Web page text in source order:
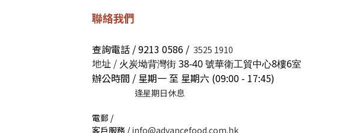
聯絡我們
查詢電話 / 9213 0586 / 3525 1910
地址 / 火炭坳背灣街 38-40 號華衛工貿中心8樓6室
辦公時間 / 星期一 至 星期六 (09:00 - 17:45)
逢星期日休息
電郵 /
客戶服務 /info@advancefood.com.hk